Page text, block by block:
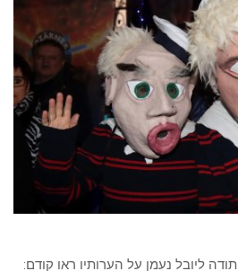
כתב: גילי חסקין; 16-02-25 תודה ליובל נעמן על הערותיו ראו קודם: